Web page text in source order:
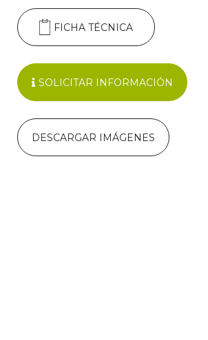
FICHA TÉCNICA
SOLICITAR INFORMACIÓN
DESCARGAR IMÁGENES